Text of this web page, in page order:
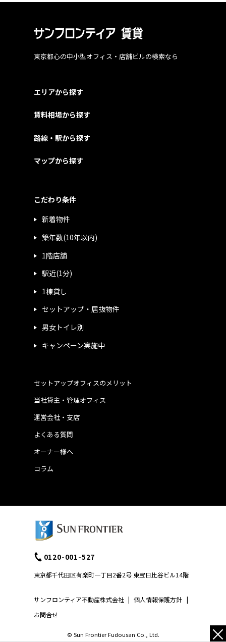
東京都心の中小型オフィス・店舗ビルの検索なら
エリアから探す
賃料相場から探す
路線・駅から探す
マップから探す
こだわり条件
新着物件
築年数(10年以内)
1階店舗
駅近(1分)
1棟貸し
セットアップ・居抜物件
男女トイレ別
キャンペーン実施中
運営会社・支店
よくある質問
当社貸主・管理オフィス
オーナー様へ
コラム
セットアップオフィスのメリット
サンフロンティア不動産株式会社 | 個人情報保護方針 |
お問合せ
0120-001-527
東京都千代田区有楽町一丁目2番2号 東宝日比谷ビル14階
© Sun Frontier Fudousan Co., Ltd. ×